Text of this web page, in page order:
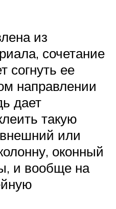
из
сочетание
согнуть ее
направлении
дает
такую
или
оконный
и вообще на